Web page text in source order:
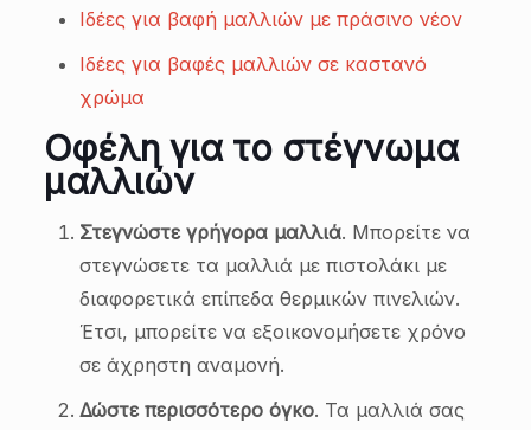
Ιδέες για βαφή μαλλιών με πράσινο νέον
Ιδέες για βαφές μαλλιών σε καστανό
χρώμα
Οφέλη για το στέγνωμα
μαλλιών
Στεγνώστε γρήγορα μαλλιά. Μπορείτε να
στεγνώσετε τα μαλλιά με πιστολάκι με
διαφορετικά επίπεδα θερμικών πινελιών.
Έτσι, μπορείτε να εξοικονομήσετε χρόνο
σε άχρηστη αναμονή.
Δώστε περισσότερο όγκο. Τα μαλλιά σας